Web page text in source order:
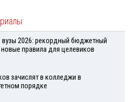
вузы 2026: рекордный бюджетный
правила для целевиков
зачислят в колледжи в
порядке